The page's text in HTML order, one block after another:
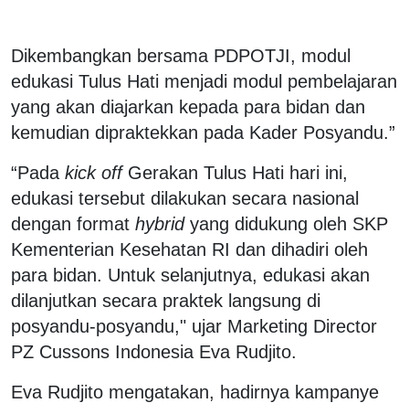
Dikembangkan bersama PDPOTJI, modul
edukasi Tulus Hati menjadi modul pembelajaran
yang akan diajarkan kepada para bidan dan
kemudian dipraktekkan pada Kader Posyandu.”
“Pada kick off Gerakan Tulus Hati hari ini,
edukasi tersebut dilakukan secara nasional
dengan format hybridyang didukung oleh SKP
Kementerian Kesehatan RI dan dihadiri oleh
para bidan. Untuk selanjutnya, edukasi akan
dilanjutkan secara praktek langsung di
posyandu-posyandu," ujar Marketing Director
PZ Cussons Indonesia Eva Rudjito.
Eva Rudjito mengatakan, hadirnya kampanye